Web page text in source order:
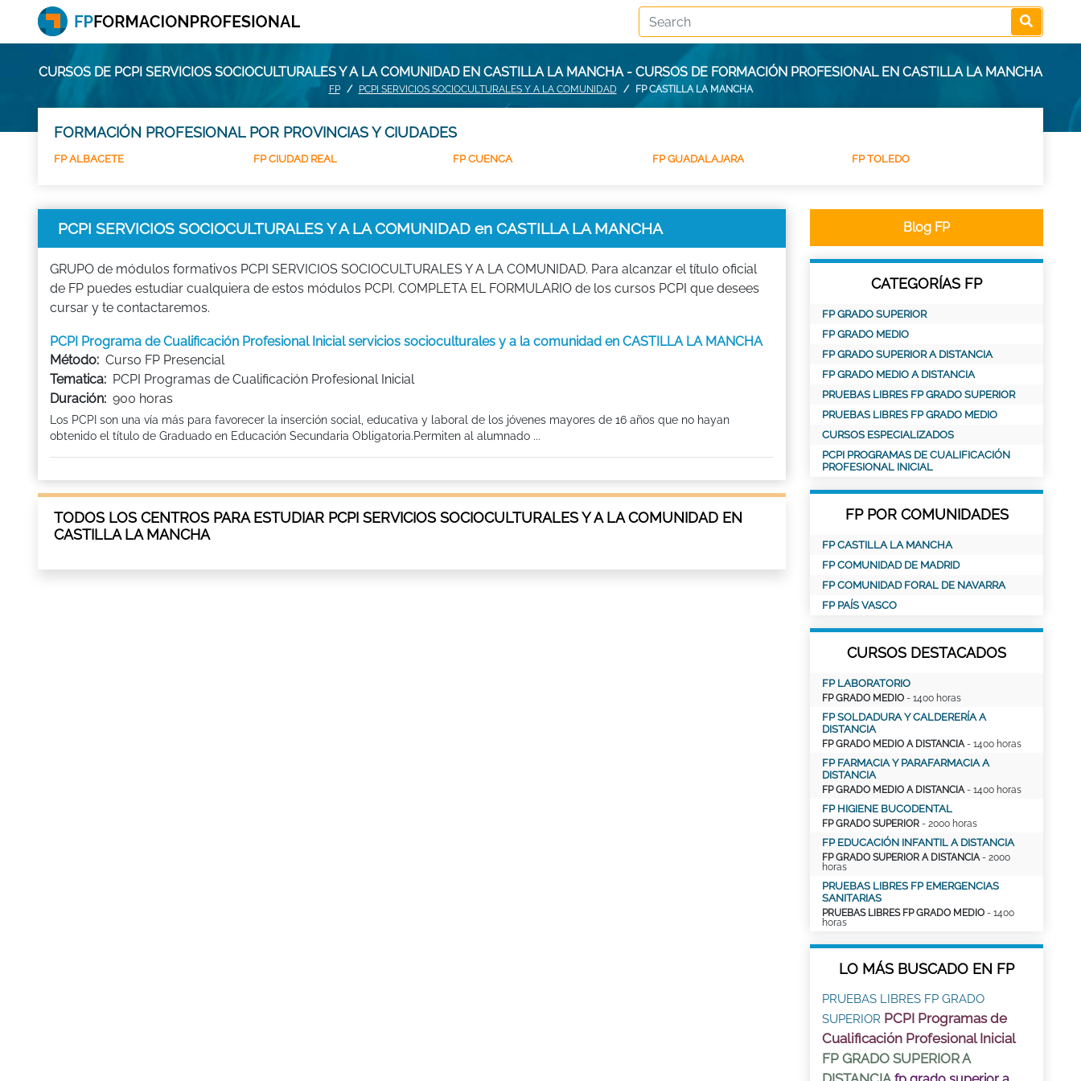
CURSOS DE PCPI SERVICIOS SOCIOCULTURALES Y A LA COMUNIDAD EN CASTILLA LA MANCHA - CURSOS DE FORMACIÓN PROFESIONAL EN CASTILLA LA MANCHA
FP PCPI SERVICIOS SOCIOCULTURALES Y A LA COMUNIDAD FP CASTILLA LA MANCHA
FORMACIÓN PROFESIONAL POR PROVINCIAS Y CIUDADES
FP ALBACETE FP CIUDAD REAL FP CUENCA FP GUADALAJARA FP TOLEDO
PCPI SERVICIOS SOCIOCULTURALES Y A LA COMUNIDAD en CASTILLA LA MANCHA
GRUPO de módulos formativos PCPI SERVICIOS SOCIOCULTURALES Y A LA COMUNIDAD. Para alcanzar el título oficial
de FP puedes estudiar cualquiera de estos módulos PCPI. COMPLETA EL FORMULARIO de los cursos PCPI que desees
cursar y te contactaremos.
PCPI Programa de Cualificación Profesional Inicial servicios socioculturales y a la comunidad en CASTILLA LA MANCHA
Método: Curso FP Presencial
Tematica: PCPI Programas de Cualificación Profesional Inicial
Duración: 900 horas
Los PCPI son una vía más para favorecer la inserción social, educativa y laboral de los jóvenes mayores de 16 años que no hayan
obtenido el título de Graduado en Educación Secundaria Obligatoria.Permiten al alumnado ...
TODOS LOS CENTROS PARA ESTUDIAR PCPI SERVICIOS SOCIOCULTURALES Y A LA COMUNIDAD EN
CASTILLA LA MANCHA
Blog FP
CATEGORÍAS FP
FP GRADO SUPERIOR
FP GRADO MEDIO
FP GRADO SUPERIOR A DISTANCIA
FP GRADO MEDIO A DISTANCIA
PRUEBAS LIBRES FP GRADO SUPERIOR
PRUEBAS LIBRES FP GRADO MEDIO
CURSOS ESPECIALIZADOS
PCPI PROGRAMAS DE CUALIFICACIÓN
PROFESIONAL INICIAL
FP POR COMUNIDADES
FP CASTILLA LA MANCHA
FP COMUNIDAD DE MADRID
FP COMUNIDAD FORAL DE NAVARRA
FP PAÍS VASCO
CURSOS DESTACADOS
FP LABORATORIO
FP GRADO MEDIO - 1400 horas
FP SOLDADURA Y CALDERERÍA A
DISTANCIA
FP GRADO MEDIO A DISTANCIA- 1400 horas
FP FARMACIA Y PARAFARMACIA A
DISTANCIA
FP GRADO MEDIO A DISTANCIA- 1400 horas
FP HIGIENE BUCODENTAL
FP GRADO SUPERIOR - 2000 horas
FP EDUCACIÓN INFANTIL A DISTANCIA
FP GRADO SUPERIOR A DISTANCIA- 2000
horas
PRUEBAS LIBRES FP EMERGENCIAS
SANITARIAS
PRUEBAS LIBRES FP GRADO MEDIO - 1400
horas
LO MÁS BUSCADO EN FP
PRUEBAS LIBRES FP GRADO
SUPERIOR PCPI Programas de
Cualificación Profesional Inicial
FP GRADO SUPERIOR A